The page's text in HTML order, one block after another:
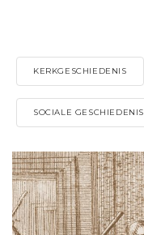
KERKGESCHIEDENIS
SOCIALE GESCHIEDENIS